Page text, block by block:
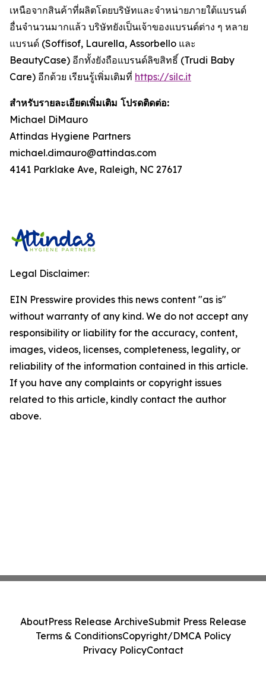
เหนือจากสินค้าที่ผลิตโดยบริษัทและจำหน่ายภายใต้แบรนด์
อื่นจำนวนมากแล้ว บริษัทยังเป็นเจ้าของแบรนด์ต่าง ๆ หลาย
แบรนด์ (Soffisof, Laurella, Assorbello และ
BeautyCase) อีกทั้งยังถือแบรนด์ลิขสิทธิ์ (Trudi Baby
Care) อีกด้วย เรียนรู้เพิ่มเติมที่ https://silc.it
สำหรับรายละเอียดเพิ่มเติม โปรดติดต่อ:
Michael DiMauro
Attindas Hygiene Partners
michael.dimauro@attindas.com
4141 Parklake Ave, Raleigh, NC 27617
Legal Disclaimer:
EIN Presswire provides this news content "as is"
without warranty of any kind. We do not accept any
responsibility or liability for the accuracy, content,
images, videos, licenses, completeness, legality, or
reliability of the information contained in this article.
If you have any complaints or copyright issues
related to this article, kindly contact the author
above.
AboutPress Release ArchiveSubmit Press Release
Terms & ConditionsCopyright/DMCA Policy
Privacy PolicyContact